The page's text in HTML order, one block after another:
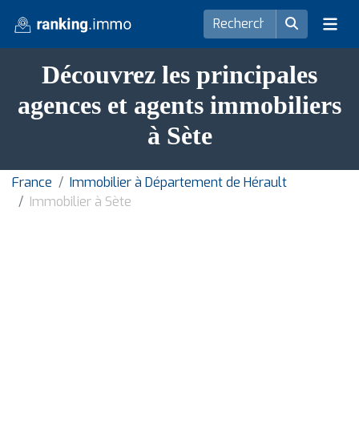
Découvrez les principales
agences et agents immobiliers
à Sète
France
Immobilier à Département de Hérault
Immobilier à Sète